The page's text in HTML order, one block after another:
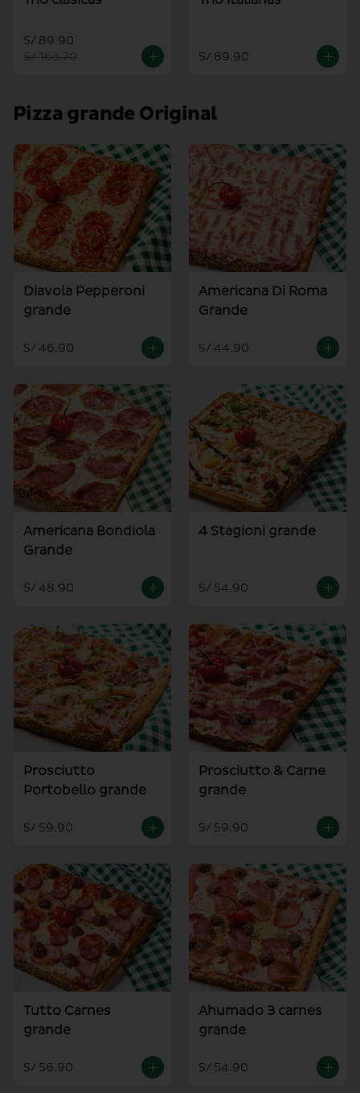
S/ 89.90
S/ 163.70
S/ 89.90
Pizza grande Original
Diavola Pepperoni
grande
S/ 46.90
Americana Di Roma
Grande
S/ 44.90
Americana Bondiola
Grande
S/ 48.90
4 Stagioni grande
S/ 54.90
Prosciutto
Portobello grande
S/ 59.90
Prosciutto & Carne
grande
S/ 59.90
Tutto Carnes
grande
S/ 56.90
Ahumado 3 carnes
grande
S/ 54.90